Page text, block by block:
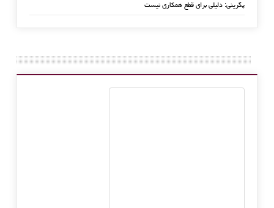
پگرینی: دلیلی برای قطع همکاری نیست